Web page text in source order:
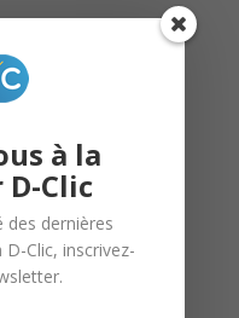
à la
Clic
dernières
Clic, inscrivez-